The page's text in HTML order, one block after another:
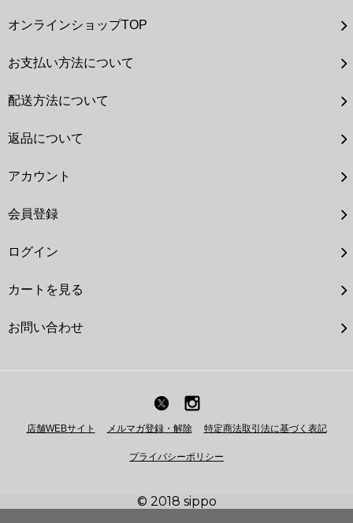
オンラインショップTOP
お支払い方法について
配送方法について
返品について
アカウント
会員登録
ログイン
カートを見る
お問い合わせ
店舗WEBサイト メルマガ登録・解除 特定商法取引法に基づく表記
プライバシーポリシー
© 2018 sippo